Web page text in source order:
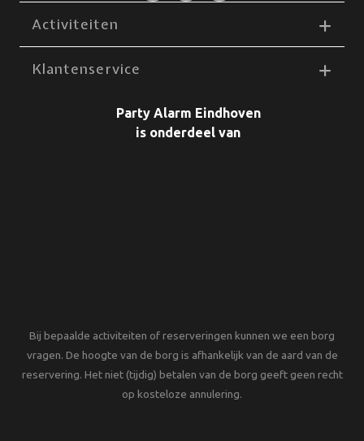
Activiteiten
Klantenservice
Party Alarm Eindhoven
is onderdeel van
Bij bepaalde activiteiten of reserveringen kunnen we een borg
vragen. De hoogte van de borg is afhankelijk van de aard van de
reservering. Het niet (tijdig) betalen van de borg geeft geen recht
op kosteloze annulering.